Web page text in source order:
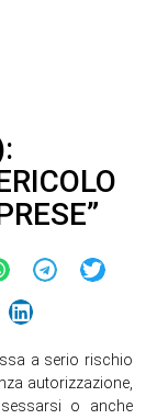
a serio rischio
autorizzazione,
o anche